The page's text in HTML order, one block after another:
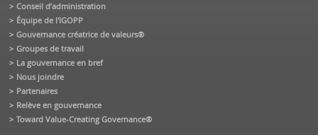
Conseil d’administration
Équipe de l'IGOPP
Gouvernance créatrice de valeurs®
Groupes de travail
La gouvernance en bref
Nous joindre
Partenaires
Relève en gouvernance
Toward Value-Creating Governance®